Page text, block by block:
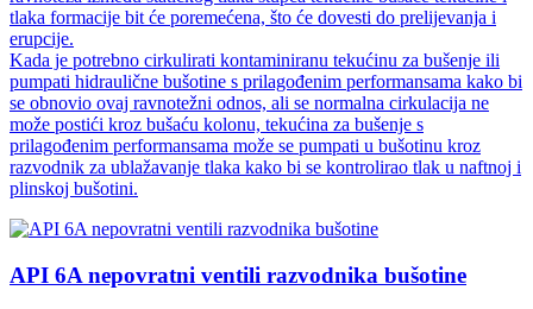
tlaka formacije bit će poremećena, što će dovesti do prelijevanja i
erupcije.
Kada je potrebno cirkulirati kontaminiranu tekućinu za bušenje ili
pumpati hidraulične bušotine s prilagođenim performansama kako bi
se obnovio ovaj ravnotežni odnos, ali se normalna cirkulacija ne
može postići kroz bušaću kolonu, tekućina za bušenje s
prilagođenim performansama može se pumpati u bušotinu kroz
razvodnik za ublažavanje tlaka kako bi se kontrolirao tlak u naftnoj i
plinskoj bušotini.
API 6A nepovratni ventili razvodnika bušotine